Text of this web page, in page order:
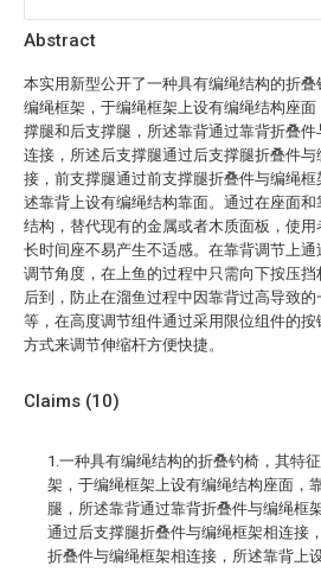
Abstract
本实用新型公开了一种具有编绳结构的折叠
编绳框架，于编绳框架上设有编绳结构座面
撑腿和后支撑腿，所述靠背通过靠背折叠件
连接，所述后支撑腿通过后支撑腿折叠件与
接，前支撑腿通过前支撑腿折叠件与编绳框
述靠背上设有编绳结构靠面。通过在座面和
结构，替代现有的金属或者木质面板，使用
长时间座不易产生不适感。在靠背调节上通
调节角度，在上鱼的过程中只需向下按压挡
后到，防止在溜鱼过程中因靠背过高导致的
等，在高度调节组件通过采用限位组件的按
方式来调节伸缩杆方便快捷。
Claims (10)
1.一种具有编绳结构的折叠钓椅，其特
架，于编绳框架上设有编绳结构座面，
腿，所述靠背通过靠背折叠件与编绳框
通过后支撑腿折叠件与编绳框架相连接
折叠件与编绳框架相连接，所述靠背上